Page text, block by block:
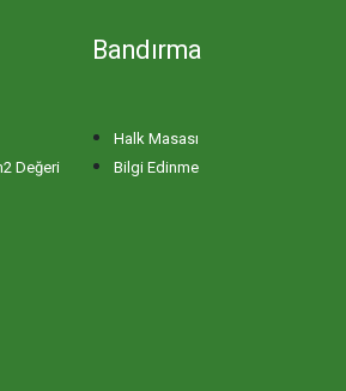
Değeri
Bandırma
Halk Masası
Bilgi Edinme